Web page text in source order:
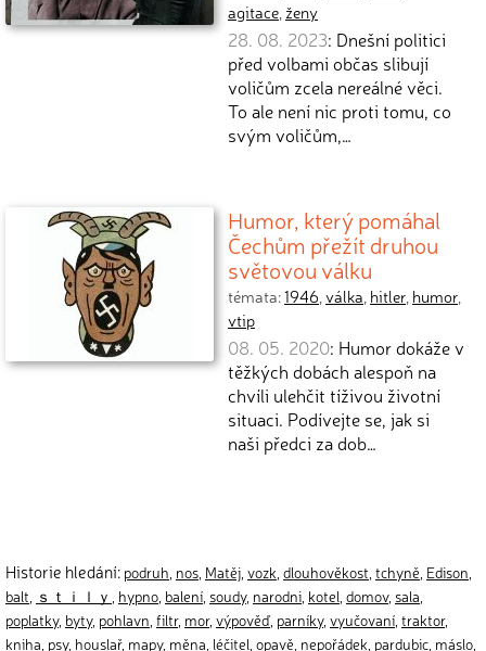
agitace, ženy
28. 08. 2023: Dnešní politici
před volbami občas slibují
voličům zcela nereálné věci.
To ale není nic proti tomu, co
svým voličům,…
Humor, který pomáhal
Čechům přežít druhou
světovou válku
témata:1946,válka, hitler, humor,
vtip
08. 05. 2020: Humor dokáže v
těžkých dobách alespoň na
chvíli ulehčit tíživou životní
situaci. Podívejte se, jak si
naši předci za dob…
Historie hledání: podruh nos Matěj vozk dlouhověkost tchyně Edison
balt
ｓｔｉｌｙ hypno balení soudy, narodni kotel domov, sala
poplatky, byty, pohlavn filtr, mor, výpověď, parníky, vyučovaní traktor,
kniha psy, houslař, mapy, měna léčitel opavě nepořádek pardubic máslo